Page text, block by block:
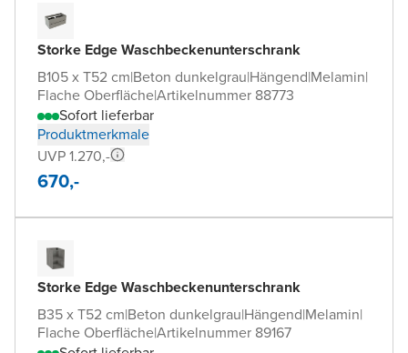
Storke Edge Waschbeckenunterschrank
B105 x T52 cm|Beton dunkelgrau|Hängend|Melamin|
Flache Oberfläche|Artikelnummer 88773
Sofort lieferbar
Produktmerkmale
UVP 1.270,-
670,-
Storke Edge Waschbeckenunterschrank
B35 x T52 cm|Beton dunkelgrau|Hängend|Melamin|
Flache Oberfläche|Artikelnummer 89167